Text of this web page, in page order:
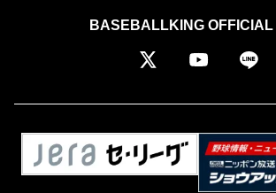
BASEBALLKING OFFICIAL